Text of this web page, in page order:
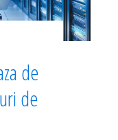
de
de